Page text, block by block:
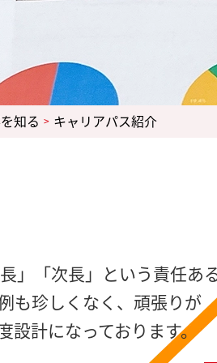
知る > キャリアパス紹介
」「次長」という責任あ
も珍しくなく、頑張りが
設計になっております。